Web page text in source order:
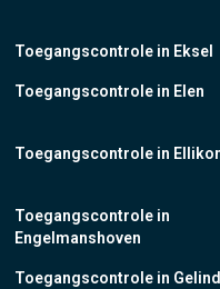
Toegangscontrole in Eksel
Toegangscontrole in Elen
Toegangscontrole in
Toegangscontrole in
Engelmanshoven
Toegangscontrole in